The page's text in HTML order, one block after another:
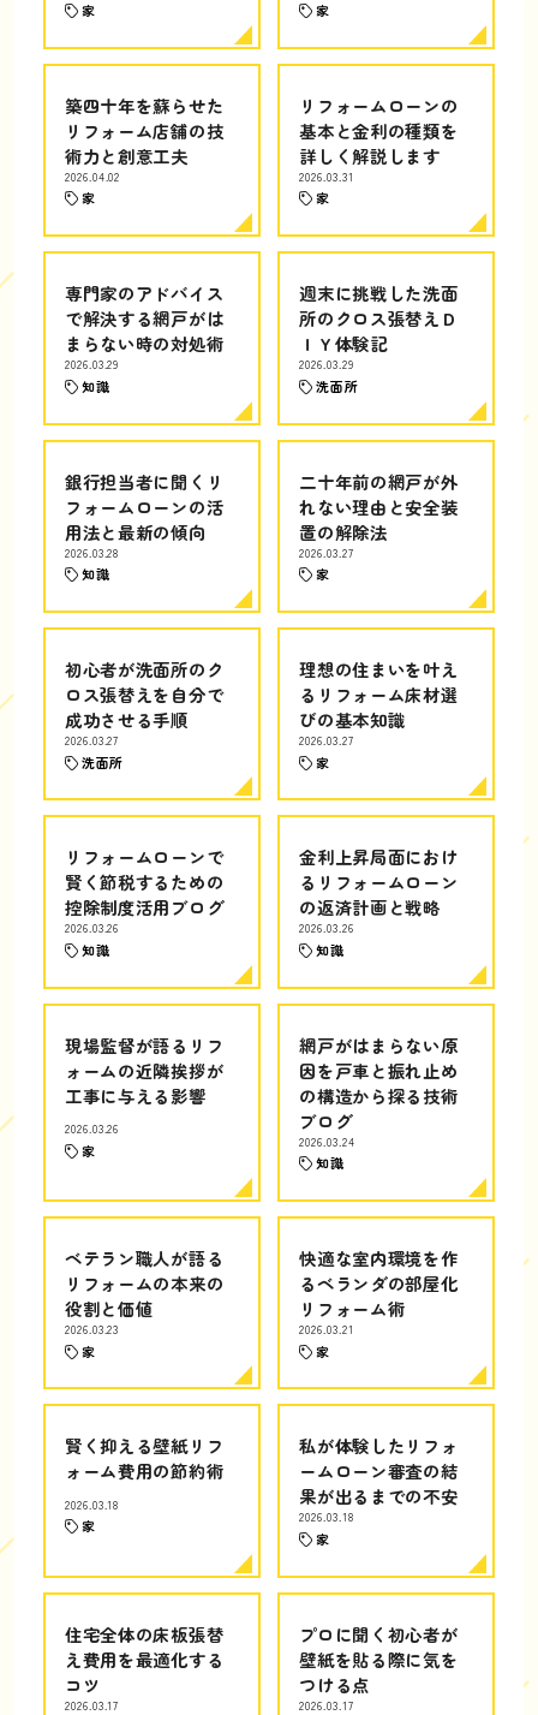
家 家
築四十年を蘇らせた
リフォーム店舗の技
術力と創意工夫
2026.04.02
家
リフォームローンの
基本と金利の種類を
詳しく解説します
2026.03.31
家
専門家のアドバイス
で解決する網戸がは
まらない時の対処術
2026.03.29
知識
週末に挑戦した洗面
所のクロス張替えＤ
ＩＹ体験記
2026.03.29
洗面所
銀行担当者に聞くリ
フォームローンの活
用法と最新の傾向
2026.03.28
知識
二十年前の網戸が外
れない理由と安全装
置の解除法
2026.03.27
家
初心者が洗面所のク
ロス張替えを自分で
成功させる手順
2026.03.27
洗面所
理想の住まいを叶え
るリフォーム床材選
びの基本知識
2026.03.27
家
リフォームローンで
賢く節税するための
控除制度活用ブログ
2026.03.26
知識
金利上昇局面におけ
るリフォームローン
の返済計画と戦略
2026.03.26
知識
現場監督が語るリフ
ォームの近隣挨拶が
工事に与える影響
2026.03.26
家
網戸がはまらない原
因を戸車と振れ止め
の構造から探る技術
ブログ
2026.03.24
知識
ベテラン職人が語る
リフォームの本来の
役割と価値
2026.03.23
家
快適な室内環境を作
るベランダの部屋化
リフォーム術
2026.03.21
家
賢く抑える壁紙リフ
ォーム費用の節約術
2026.03.18
家
私が体験したリフォ
ームローン審査の結
果が出るまでの不安
2026.03.18
家
住宅全体の床板張替
え費用を最適化する
コツ
2026.03.17
プロに聞く初心者が
壁紙を貼る際に気を
つける点
2026.03.17